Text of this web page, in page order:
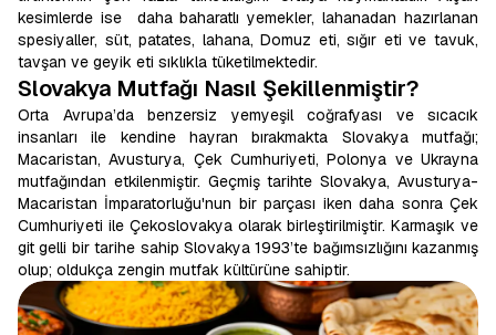
kesimlerde ise daha baharatlı yemekler, lahanadan hazırlanan
spesiyaller, süt, patates, lahana, Domuz eti, sığır eti ve tavuk,
tavşan ve geyik eti sıklıkla tüketilmektedir.
Slovakya Mutfağı Nasıl Şekillenmiştir?
Orta Avrupa’da benzersiz yemyeşil coğrafyası ve sıcacık
insanları ile kendine hayran bırakmakta Slovakya mutfağı;
Macaristan, Avusturya, Çek Cumhuriyeti, Polonya ve Ukrayna
mutfağından etkilenmiştir. Geçmiş tarihte Slovakya, Avusturya-
Macaristan İmparatorluğu'nun bir parçası iken daha sonra Çek
Cumhuriyeti ile Çekoslovakya olarak birleştirilmiştir. Karmaşık ve
git gelli bir tarihe sahip Slovakya 1993’te bağımsızlığını kazanmış
olup; oldukça zengin mutfak kültürüne sahiptir.